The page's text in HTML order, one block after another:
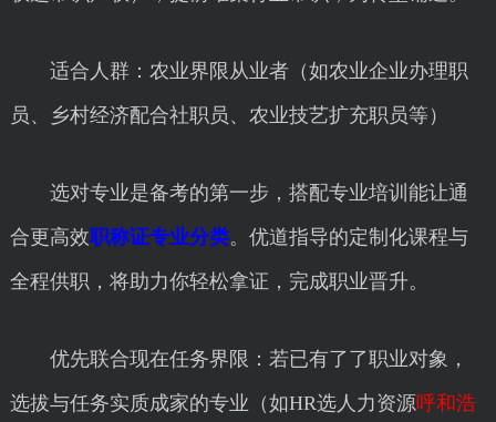
适合人群：农业界限从业者（如农业企业办理职
员、乡村经济配合社职员、农业技艺扩充职员等）
选对专业是备考的第一步，搭配专业培训能让通
合更高效职称证专业分类。优道指导的定制化课程与
全程供职，将助力你轻松拿证，完成职业晋升。
优先联合现在任务界限：若已有了了职业对象，
选拔与任务实质成家的专业（如HR选人力资源呼和浩